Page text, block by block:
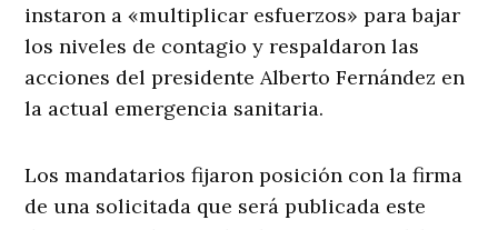
instaron a «multiplicar esfuerzos» para bajar
los niveles de contagio y respaldaron las
acciones del presidente Alberto Fernández en
la actual emergencia sanitaria.
Los mandatarios fijaron posición con la firma
de una solicitada que será publicada este